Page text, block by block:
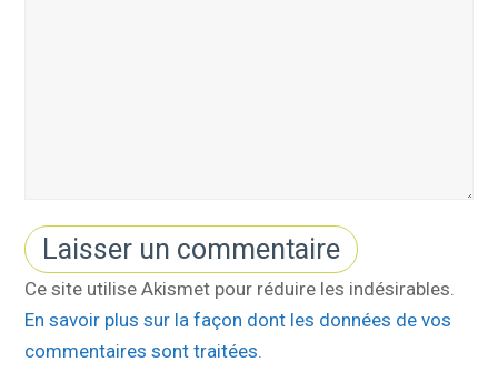
Ce site utilise Akismet pour réduire les indésirables.
En savoir plus sur la façon dont les données de vos
commentaires sont traitées